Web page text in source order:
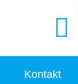
Kontakt